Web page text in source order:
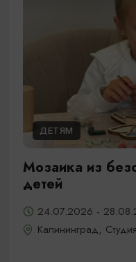
ДЕТЯМ
Мозаика из
детей
24.07.2026 -
Калининград,